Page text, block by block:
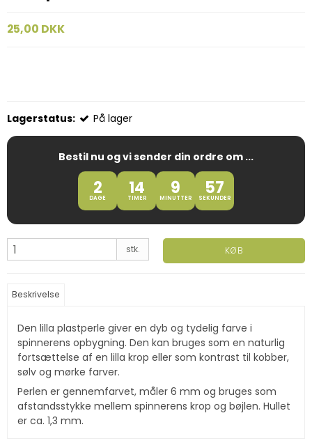
25,00 DKK
Lagerstatus: På lager
Bestil nu og vi sender din ordre om ...
2
DAGE 14
TIMER 9
MINUTTER 56
SEKUNDER
stk. KØB
Beskrivelse
Den lilla plastperle giver en dyb og tydelig farve i
spinnerens opbygning. Den kan bruges som en naturlig
fortsættelse af en lilla krop eller som kontrast til kobber,
sølv og mørke farver.
Perlen er gennemfarvet, måler 6 mm og bruges som
afstandsstykke mellem spinnerens krop og bøjlen. Hullet
er ca. 1,3 mm.